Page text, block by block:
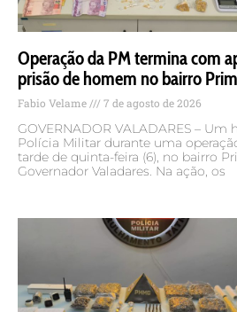
Operação da PM termina com
prisão de homem no bairro
Fabio Velame 7 de agosto de 2026
GOVERNADOR VALADARES –
Polícia Militar durante uma
tarde de quinta-feira (6), no bairro
Governador Valadares. Na ação, os